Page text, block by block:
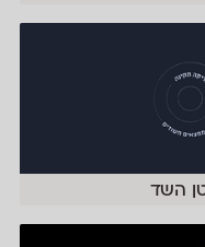
השד